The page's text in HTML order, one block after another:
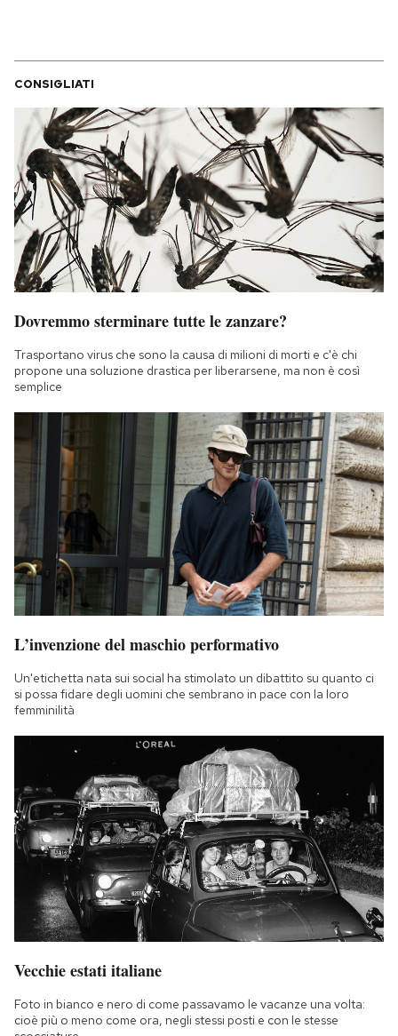
CONSIGLIATI
Dovremmo sterminare tutte le zanzare?
Trasportano virus che sono la causa di milioni di morti e c'è chi
propone una soluzione drastica per liberarsene, ma non è così
semplice
L’invenzione del maschio performativo
Un'etichetta nata sui social ha stimolato un dibattito su quanto ci
si possa fidare degli uomini che sembrano in pace con la loro
femminilità
Vecchie estati italiane
Foto in bianco e nero di come passavamo le vacanze una volta:
cioè più o meno come ora, negli stessi posti e con le stesse